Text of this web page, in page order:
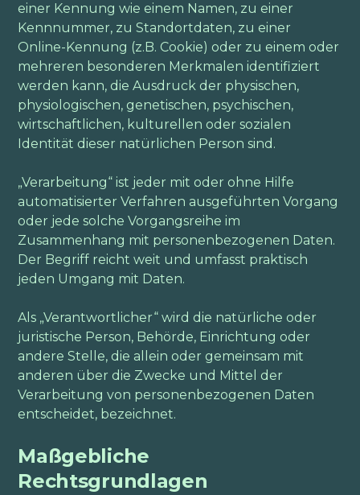
einer Kennung wie einem Namen, zu einer
Kennnummer, zu Standortdaten, zu einer
Online-Kennung (z.B. Cookie) oder zu einem oder
mehreren besonderen Merkmalen identifiziert
werden kann, die Ausdruck der physischen,
physiologischen, genetischen, psychischen,
wirtschaftlichen, kulturellen oder sozialen
Identität dieser natürlichen Person sind.
„Verarbeitung“ ist jeder mit oder ohne Hilfe
automatisierter Verfahren ausgeführten Vorgang
oder jede solche Vorgangsreihe im
Zusammenhang mit personenbezogenen Daten.
Der Begriff reicht weit und umfasst praktisch
jeden Umgang mit Daten.
Als „Verantwortlicher“ wird die natürliche oder
juristische Person, Behörde, Einrichtung oder
andere Stelle, die allein oder gemeinsam mit
anderen über die Zwecke und Mittel der
Verarbeitung von personenbezogenen Daten
entscheidet, bezeichnet.
Maßgebliche
Rechtsgrundlagen